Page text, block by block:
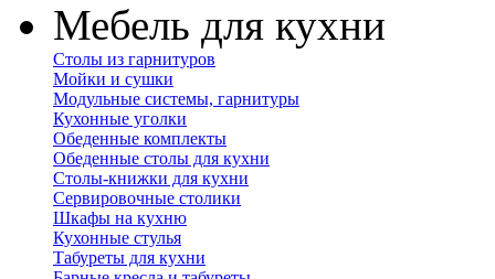
Мебель для кухни
Столы из гарнитуров
Мойки и сушки
Модульные системы, гарнитуры
Кухонные уголки
Обеденные комплекты
Обеденные столы для кухни
Столы-книжки для кухни
Сервировочные столики
Шкафы на кухню
Кухонные стулья
Табуреты для кухни